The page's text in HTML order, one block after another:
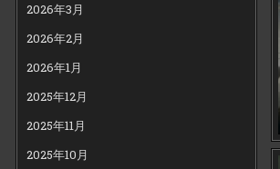
2026年3月
2026年2月
2026年1月
2025年12月
2025年11月
2025年10月